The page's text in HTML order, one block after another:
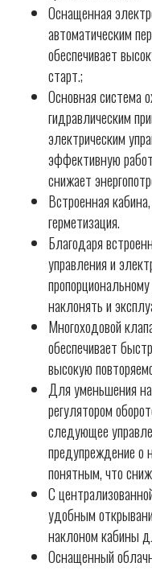
Оснащенная
автоматическим
обеспечивает
старт.;
Основная система
гидравлическим
электрическим
эффективную
снижает
Встроенная
герметизация.
Благодаря
управления и
наклонять и
Многоходовой
обеспечивает
высокую
Для уменьшения
регулятором
следующее
предупреждение о
понятным, что
С
удобным
наклоном кабины
Оснащенный